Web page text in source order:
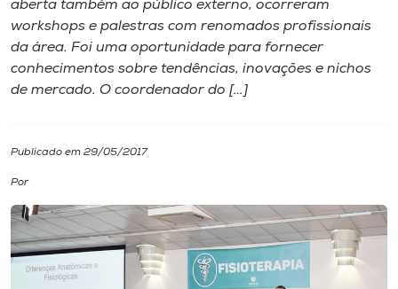
I.nova
Diplomados
Biblioteca
Editora
aberta também ao público externo, ocorreram
workshops e palestras com renomados profissionais
da área. Foi uma oportunidade para fornecer
conhecimentos sobre tendências, inovações e nichos
de mercado. O coordenador do […]
Publicado em 29/05/2017
Por